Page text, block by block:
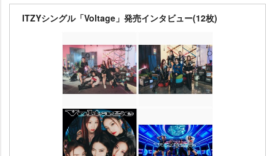
ITZYシングル「Voltage」発売インタビュー(12枚)